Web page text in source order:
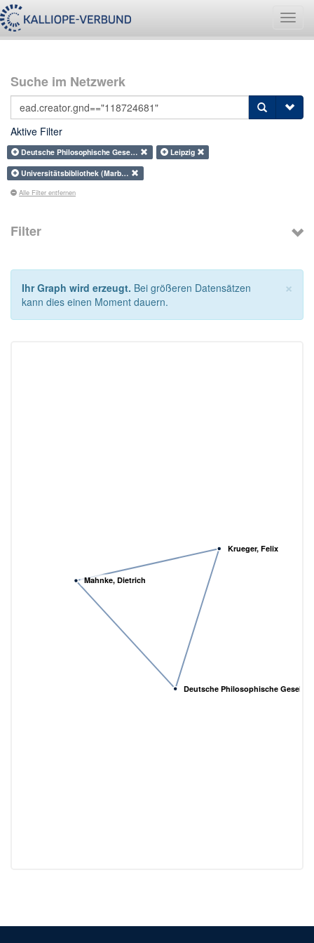
Suche im Netzwerk
Aktive Filter
Deutsche Philosophische Gese…
Leipzig
Universitätsbibliothek (Marb…
Alle Filter entfernen
Filter
×
Ihr Graph wird erzeugt. Bei größeren Datensätzen
kann dies einen Moment dauern.
Deutsche Philosophische
Mahnke, Dietrich
Krueger, Felix